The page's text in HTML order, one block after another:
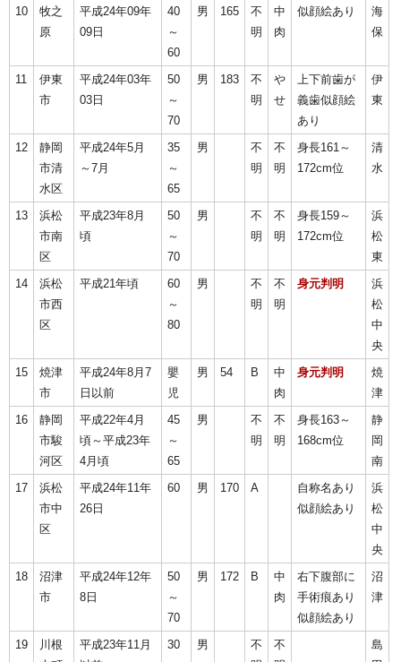
10
牧之
原
平成24年09年
09日
40
～
60
男 165
不
明
中
肉
似顔絵あり
海
保
11
伊東
市
平成24年03年
03日
50
～
70
男 183
不
明
や
せ
上下前歯が
義歯似顔絵
あり
伊
東
12
静岡
市清
水区
平成24年5月
～7月
35
～
65
男
不
明
不
明
身長161～
172cm位
清
水
13
浜松
市南
区
平成23年8月
頃
50
～
70
男
不
明
不
明
身長159～
172cm位
浜
松
東
14
浜松
市西
区
平成21年頃
60
～
80
男
不
明
不
明
身元判明
浜
松
中
央
15
焼津
市
平成24年8月7
日以前
嬰
児
男 54 B
中
肉
身元判明
焼
津
16
静岡
市駿
河区
平成22年4月
頃～平成23年
4月頃
45
～
65
男
不
明
不
明
身長163～
168cm位
静
岡
南
17
浜松
市中
区
平成24年11年
26日
60 男 170 A
自称名あり
似顔絵あり
浜
松
中
央
18
沼津
市
平成24年12年
8日
50
～
70
男 172 B
中
肉
右下腹部に
手術痕あり
似顔絵あり
沼
津
19
川根
平成23年11月
30
男
不
不
島